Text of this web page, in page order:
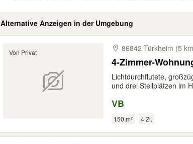
Alternative Anzeigen in der Umgebung
Von Privat 86842 Türkheim (5
4-Zimmer-
Lichtdurchflutete,
und drei Stellplätzen im
VB
150 m² 4 Zi.